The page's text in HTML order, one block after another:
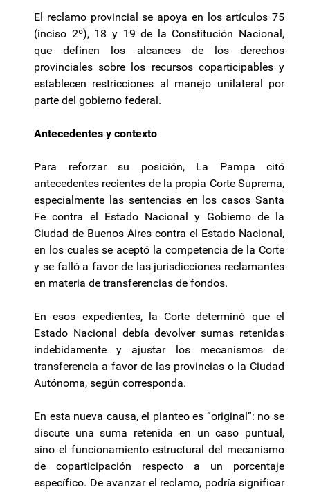
El reclamo provincial se apoya en los artículos 75
(inciso 2º), 18 y 19 de la Constitución Nacional,
que definen los alcances de los derechos
provinciales sobre los recursos coparticipables y
establecen restricciones al manejo unilateral por
parte del gobierno federal.
Antecedentes y contexto
Para reforzar su posición, La Pampa citó
antecedentes recientes de la propia Corte Suprema,
especialmente las sentencias en los casos Santa
Fe contra el Estado Nacional y Gobierno de la
Ciudad de Buenos Aires contra el Estado Nacional,
en los cuales se aceptó la competencia de la Corte
y se falló a favor de las jurisdicciones reclamantes
en materia de transferencias de fondos.
En esos expedientes, la Corte determinó que el
Estado Nacional debía devolver sumas retenidas
indebidamente y ajustar los mecanismos de
transferencia a favor de las provincias o la Ciudad
Autónoma, según corresponda.
En esta nueva causa, el planteo es “original”: no se
discute una suma retenida en un caso puntual,
sino el funcionamiento estructural del mecanismo
de coparticipación respecto a un porcentaje
específico. De avanzar el reclamo, podría significar